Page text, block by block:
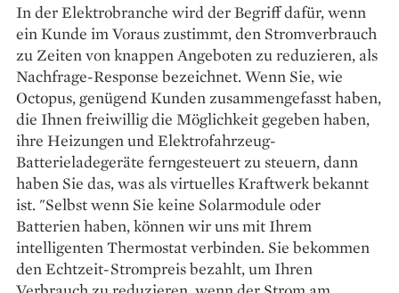
In der Elektrobranche wird der Begriff dafür, wenn
ein Kunde im Voraus zustimmt, den Stromverbrauch
zu Zeiten von knappen Angeboten zu reduzieren, als
Nachfrage-Response bezeichnet. Wenn Sie, wie
Octopus, genügend Kunden zusammengefasst haben,
die Ihnen freiwillig die Möglichkeit gegeben haben,
ihre Heizungen und Elektrofahrzeug-
Batterieladegeräte ferngesteuert zu steuern, dann
haben Sie das, was als virtuelles Kraftwerk bekannt
ist. "Selbst wenn Sie keine Solarmodule oder
Batterien haben, können wir uns mit Ihrem
intelligenten Thermostat verbinden. Sie bekommen
den Echtzeit-Strompreis bezahlt, um Ihren